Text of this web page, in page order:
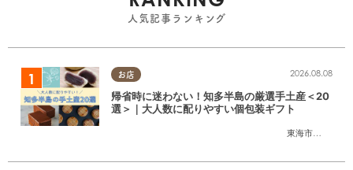
人気記事ランキング
お店
東海市大府市
2026.08.08
帰省時に迷わない！知多半島の厳選手土産＜20
選＞｜大人数に配りやすい個包装ギフト